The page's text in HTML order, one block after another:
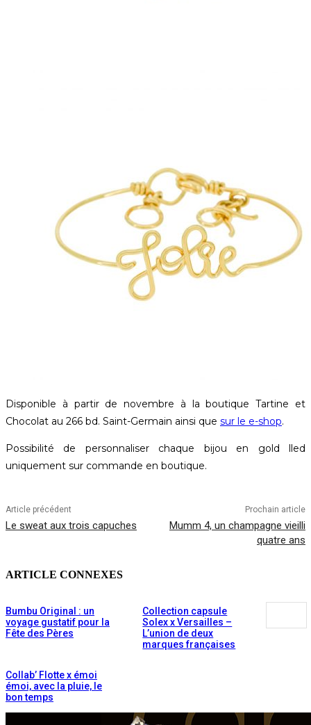
Disponible à partir de novembre à la boutique Tartine et
Chocolat au 266 bd. Saint-Germain ainsi que sur le e-shop.
Possibilité de personnaliser chaque bijou en gold lled
uniquement sur commande en boutique.
Article précédent
Le sweat aux trois capuches
Prochain article
Mumm 4, un champagne vieilli
quatre ans
ARTICLE CONNEXES
Bumbu Original : un
voyage gustatif pour la
Fête des Pères
Collection capsule
Solex x Versailles –
L’union de deux
marques françaises
Collab’ Flotte x émoi
émoi, avec la pluie, le
bon temps